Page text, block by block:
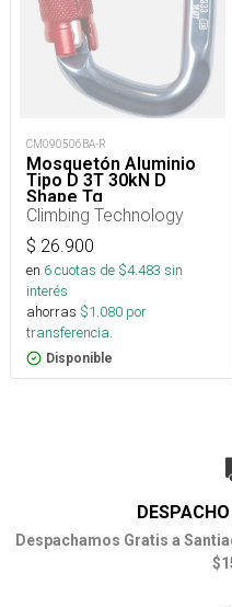
CM090506BA-R
Mosquetón Aluminio
Tipo D 3T 30kN D
Shape Tg
Climbing Technology
$ 26.900
en 6cuotas de $4.483 sin
interés
ahorras $1.080 por
transferencia.
Disponible
Despachamos Gratis a